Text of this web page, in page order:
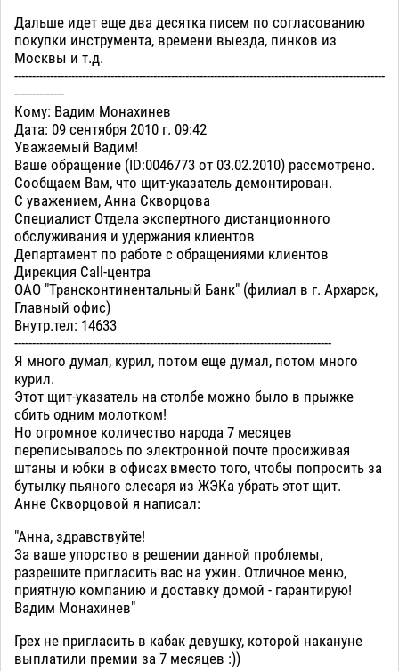
Дальше идет еще два десятка писем по согласованию
покупки инструмента, времени выезда, пинков из
Москвы и т.д.
--------------------------------------------------------------------------------------------------------
--------------
Кому: Вадим Монахинев
Дата: 09 сентября 2010 г. 09:42
Уважаемый Вадим!
Ваше обращение (ID:0046773 от 03.02.2010) рассмотрено.
Сообщаем Вам, что щит-указатель демонтирован.
С уважением, Анна Скворцова
Специалист Отдела экспертного дистанционного
обслуживания и удержания клиентов
Департамент по работе с обращениями клиентов
Дирекция Call-центра
ОАО "Трансконтинентальный Банк" (филиал в г. Архарск,
Главный офис)
Внутр.тел: 14633
-----------------------------------------------------------------------------------------
Я много думал, курил, потом еще думал, потом много
курил.
Этот щит-указатель на столбе можно было в прыжке
сбить одним молотком!
Но огромное количество народа 7 месяцев
переписывалось по электронной почте просиживая
штаны и юбки в офисах вместо того, чтобы попросить за
бутылку пьяного слесаря из ЖЭКа убрать этот щит.
Анне Скворцовой я написал:
"Анна, здравствуйте!
За ваше упорство в решении данной проблемы,
разрешите пригласить вас на ужин. Отличное меню,
приятную компанию и доставку домой - гарантирую!
Вадим Монахинев"
Грех не пригласить в кабак девушку, которой накануне
выплатили премии за 7 месяцев :))